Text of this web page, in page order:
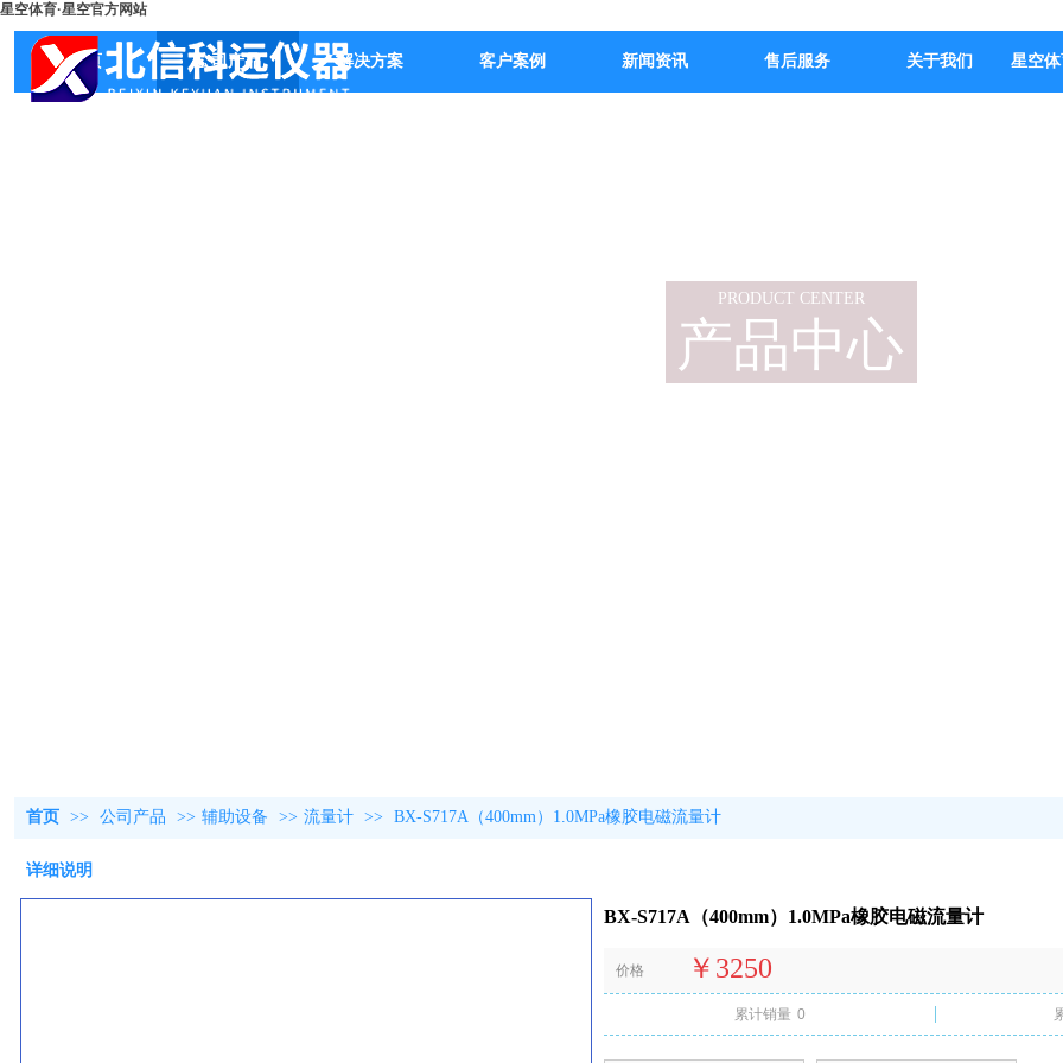
星空体育·星空官方网站
首页 公司产品 解决方案 客户案例 新闻资讯 售后服务 关于我们 星空体
产品中心
PRODUCT CENTER
首页 >> 公司产品 >> 辅助设备 >> 流量计 >> BX-S717A（400mm）1.0MPa橡胶电磁流量计
详细说明
BX-S717A（400mm）1.0MPa橡胶电磁流量计
价格 ￥3250
累计销量 0